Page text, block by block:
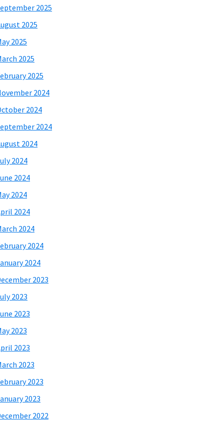
2025
2025
2025
2025
2025
2024
2024
2024
2024
2024
2024
2024
2024
2024
2024
2024
2023
2023
2023
2023
2023
2023
2023
2023
2022